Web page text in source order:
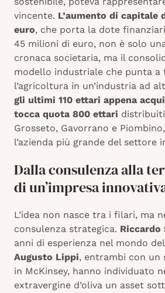
vincente. L’aumento di capitale
euro, che porta la dote
45 milioni di euro, non è solo
cronaca societaria, ma il
modello industriale che punta a
l’agricoltura in un’industria ad
gli ultimi 110 ettari appena
tocca quota 800 ettari
Grosseto, Gavorrano e
l’azienda più grande del settore
Dalla consulenza alla
di un’impresa
L’idea non nasce tra i filari, ma
consulenza strategica. Riccardo
anni di esperienza nel mondo
Augusto Lippi, entrambi con un
in McKinsey, hanno individuato
extravergine d’oliva un asset